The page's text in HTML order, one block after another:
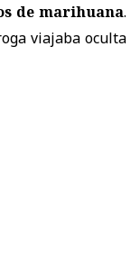
de marihuana.
viajaba oculta